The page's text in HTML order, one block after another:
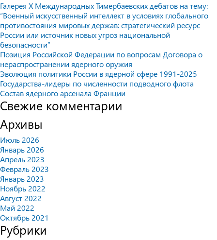
Галерея X Международных Тимербаевских дебатов на тему:
“Военный искусственный интеллект в условиях глобального
противостояния мировых держав: стратегический ресурс
России или источник новых угроз национальной
безопасности”
Позиция Российской Федерации по вопросам Договора о
нераспространении ядерного оружия
Эволюция политики России в ядерной сфере 1991-2025
Государства-лидеры по численности подводного флота
Состав ядерного арсенала Франции
Свежие комментарии
Архивы
Июль 2026
Январь 2026
Апрель 2023
Февраль 2023
Январь 2023
Ноябрь 2022
Август 2022
Май 2022
Октябрь 2021
Рубрики